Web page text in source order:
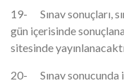
19- Sınav sonuçları,
gün içerisinde
sitesinde
20- Sınav sonucunda